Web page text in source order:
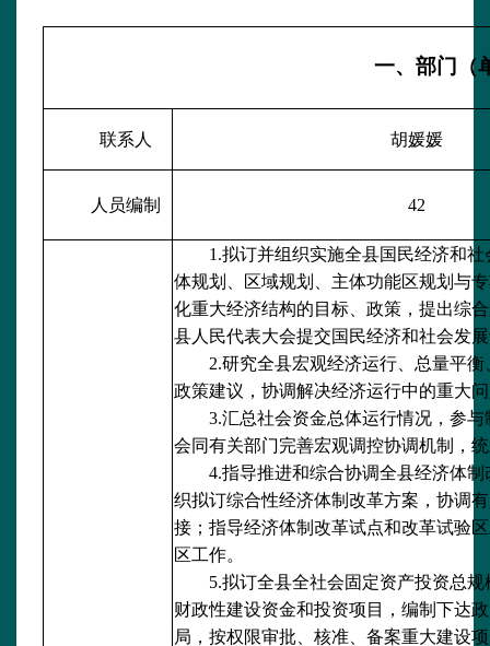
一、部门（
联系人 胡媛媛
人员编制 42
1.拟订并组织实施全县国民经济和
体规划、区域规划、主体功能区规划与
化重大经济结构的目标、政策，提出综
县人民代表大会提交国民经济和社会发
2.研究全县宏观经济运行、总量平
政策建议，协调解决经济运行中的重大
3.汇总社会资金总体运行情况，参
会同有关部门完善宏观调控协调机制，
4.指导推进和综合协调全县经济体
织拟订综合性经济体制改革方案，协调
接；指导经济体制改革试点和改革试验
区工作。
5.拟订全县全社会固定资产投资总
财政性建设资金和投资项目，编制下达
局，按权限审批、核准、备案重大建设